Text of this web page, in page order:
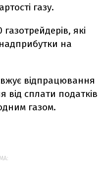
газу.
які
на
відпрацювання
від сплати податків
газом.